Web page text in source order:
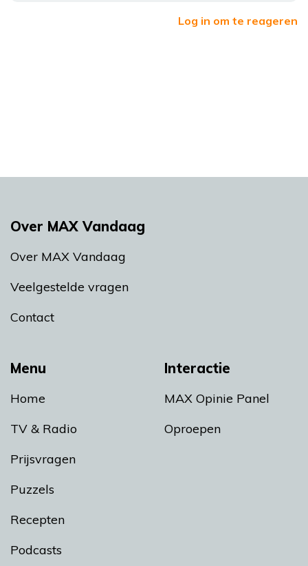
Log in om te reageren
Menu
Home
TV & Radio
Prijsvragen
Puzzels
Recepten
Podcasts
Interactie
MAX Opinie Panel
Oproepen
Over MAX Vandaag
Over MAX Vandaag
Veelgestelde vragen
Contact